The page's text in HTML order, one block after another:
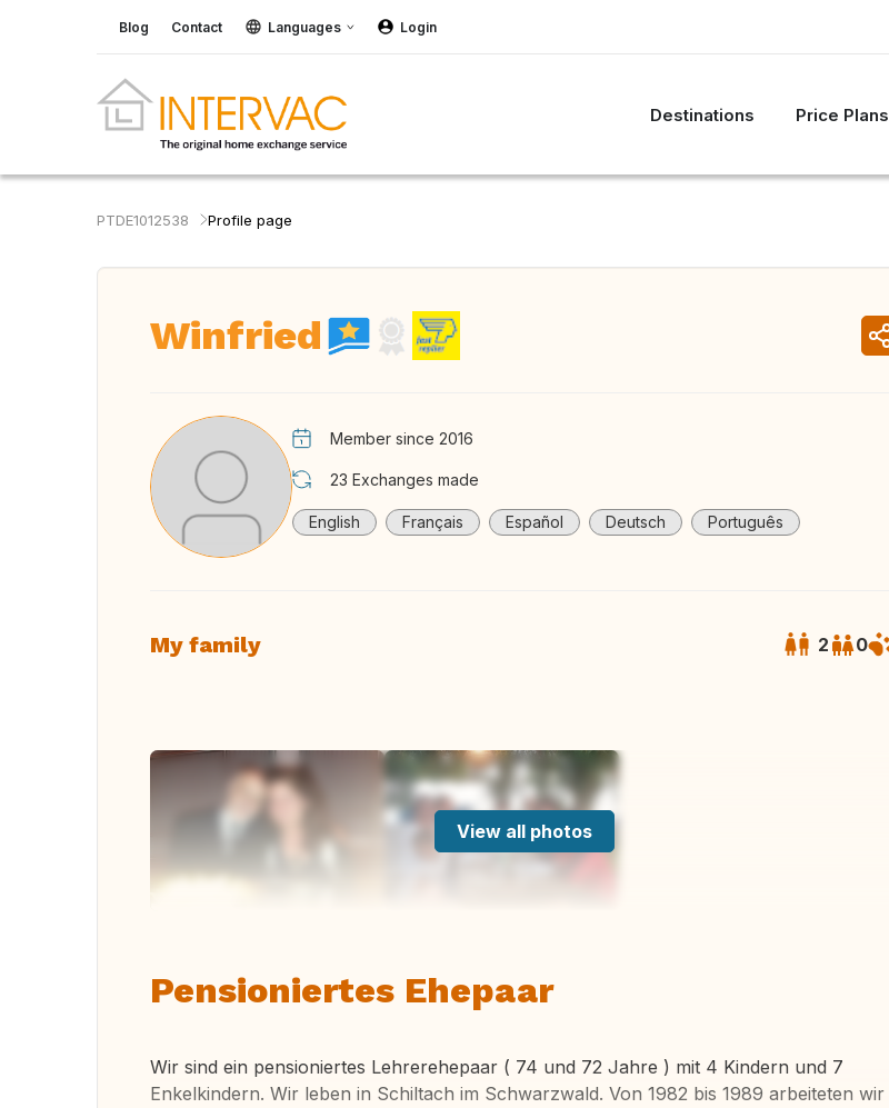
Blog Contact Languages Login
Destinations Price Plans
PTDE1012538 Profile page
Winfried
Member since 2016
23 Exchanges made
English Français Español Deutsch Português
My family 2 0
View all photos
Pensioniertes Ehepaar
Wir sind ein pensioniertes Lehrerehepaar ( 74 und 72 Jahre ) mit 4 Kindern und 7
Enkelkindern. Wir leben in Schiltach im Schwarzwald. Von 1982 bis 1989 arbeiteten wir